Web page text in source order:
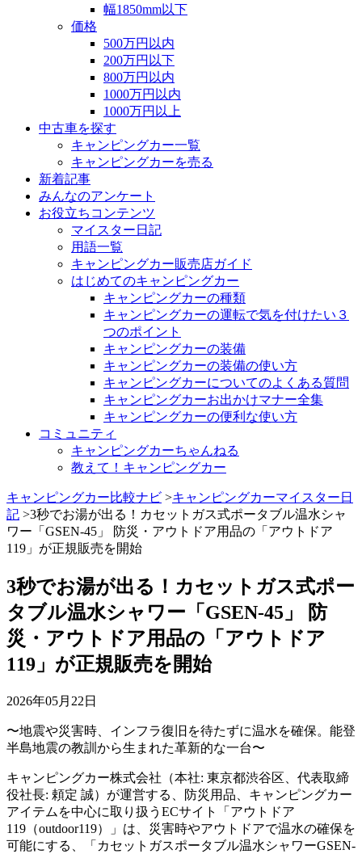
幅1850mm以下
価格
500万円以内
200万円以下
800万円以内
1000万円以内
1000万円以上
中古車を探す
キャンピングカー一覧
キャンピングカーを売る
新着記事
みんなのアンケート
お役立ちコンテンツ
マイスター日記
用語一覧
キャンピングカー販売店ガイド
はじめてのキャンピングカー
キャンピングカーの種類
キャンピングカーの運転で気を付けたい３
つのポイント
キャンピングカーの装備
キャンピングカーの装備の使い方
キャンピングカーについてのよくある質問
キャンピングカーお出かけマナー全集
キャンピングカーの便利な使い方
コミュニティ
キャンピングカーちゃんねる
教えて！キャンピングカー
キャンピングカー比較ナビ >キャンピングカーマイスター日
記 >3秒でお湯が出る！カセットガス式ポータブル温水シャ
ワー「GSEN-45」 防災・アウトドア用品の「アウトドア
119」が正規販売を開始
3秒でお湯が出る！カセットガス式ポー
タブル温水シャワー「GSEN-45」 防
災・アウトドア用品の「アウトドア
119」が正規販売を開始
2026年05月22日
〜地震や災害時、インフラ復旧を待たずに温水を確保。能登
半島地震の教訓から生まれた革新的な一台〜
キャンピングカー株式会社（本社: 東京都渋谷区、代表取締
役社長: 頼定 誠）が運営する、防災用品、キャンピングカー
アイテムを中心に取り扱うECサイト「アウトドア
119（outdoor119）」は、災害時やアウトドアで温水の確保を
可能にする、「カセットガスポータブル温水シャワーGSEN-